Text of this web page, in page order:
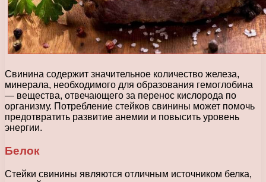
Свинина содержит значительное количество железа,
минерала, необходимого для образования гемоглобина
— вещества, отвечающего за перенос кислорода по
организму. Потребление стейков свинины может помочь
предотвратить развитие анемии и повысить уровень
энергии.
Белок
Стейки свинины являются отличным источником белка,